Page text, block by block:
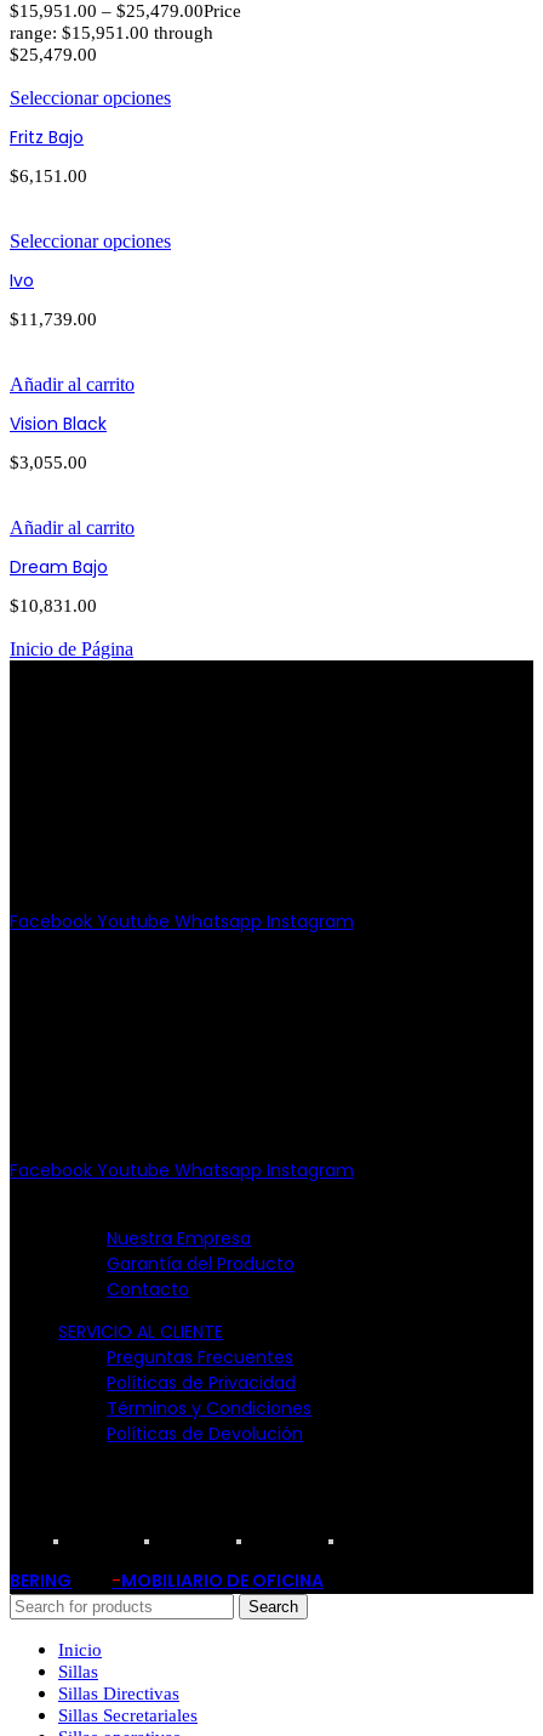
$15,951.00 – $25,479.00Price
range: $15,951.00 through
$25,479.00
Seleccionar opciones
Fritz Bajo
$6,151.00
Seleccionar opciones
Ivo
$11,739.00
Añadir al carrito
Vision Black
$3,055.00
Añadir al carrito
Dream Bajo
$10,831.00
Inicio de Página
Facebook Youtube Whatsapp Instagram
Facebook Youtube Whatsapp Instagram
Nuestra Empresa
Garantía del Producto
Contacto
SERVICIO AL CLIENTE
Preguntas Frecuentes
Políticas de Privacidad
Términos y Condiciones
Políticas de Devolución
BERING -MOBILIARIO DE OFICINA
Search
Inicio
Sillas
Sillas Directivas
Sillas Secretariales